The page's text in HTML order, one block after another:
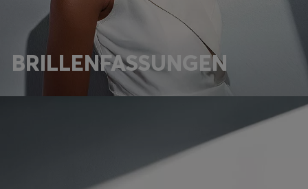
BRILLENFASSUNGEN